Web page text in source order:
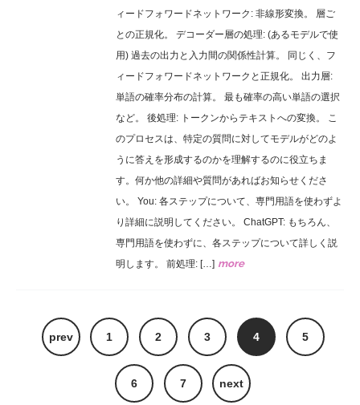
ィードフォワードネットワーク: 非線形変換。 層ご
との正規化。 デコーダー層の処理: (あるモデルで使
用) 過去の出力と入力間の関係性計算。 同じく、フ
ィードフォワードネットワークと正規化。 出力層:
単語の確率分布の計算。 最も確率の高い単語の選択
など。 後処理: トークンからテキストへの変換。 こ
のプロセスは、特定の質問に対してモデルがどのよ
うに答えを形成するのかを理解するのに役立ちま
す。何か他の詳細や質問があればお知らせくださ
い。 You: 各ステップについて、専門用語を使わずよ
り詳細に説明してください。 ChatGPT: もちろん、
専門用語を使わずに、各ステップについて詳しく説
明します。 前処理: […] more
prev 1 2 3 4 5
6 7 next